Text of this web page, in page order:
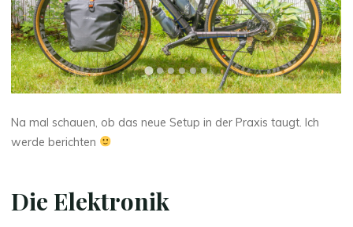
Na mal schauen, ob das neue Setup in der Praxis taugt. Ich
werde berichten
Die Elektronik